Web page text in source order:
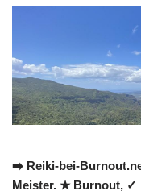
➡️ Reiki-bei-
Meister. ★ Burnout, ✓